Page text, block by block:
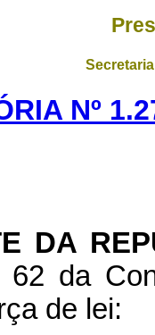
Nº
DA
62 da
de lei: